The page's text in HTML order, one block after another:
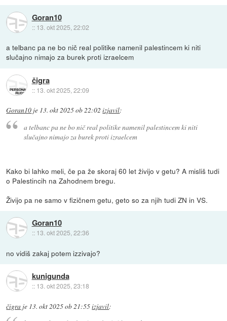
Goran10
:: 13. okt 2025, 22:02
a telbanc pa ne bo nič real politike namenil palestincem ki niti
slučajno nimajo za burek proti izraelcem
čigra
:: 13. okt 2025, 22:09
Goran10 je 13. okt 2025 ob 22:02 izjavil:
a telbanc pa ne bo nič real politike namenil palestincem ki niti
slučajno nimajo za burek proti izraelcem
Kako bi lahko meli, če pa že skoraj 60 let živijo v getu? A misliš tudi
o Palestincih na Zahodnem bregu.
Živijo pa ne samo v fizičnem getu, geto so za njih tudi ZN in VS.
Goran10
:: 13. okt 2025, 22:36
no vidiš zakaj potem izzivajo?
kunigunda
:: 13. okt 2025, 23:18
čigra je 13. okt 2025 ob 21:55izjavil: